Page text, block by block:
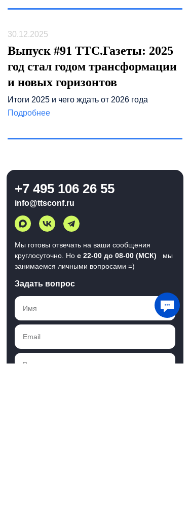
30.12.2025
Выпуск #91 ТТС.Газеты: 2025
год стал годом трансформации
и новых горизонтов
Итоги 2025 и чего ждать от 2026 года
Подробнее
+7 495 106 26 55
info@ttsconf.ru
Мы готовы отвечать на ваши сообщения
круглосуточно. Но с 22-00 до 08-00 (МСК)
мы
занимаемся личными вопросами =)
Задать вопрос